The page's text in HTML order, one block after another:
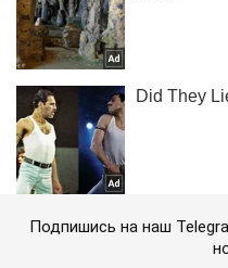
Подпишись на наш